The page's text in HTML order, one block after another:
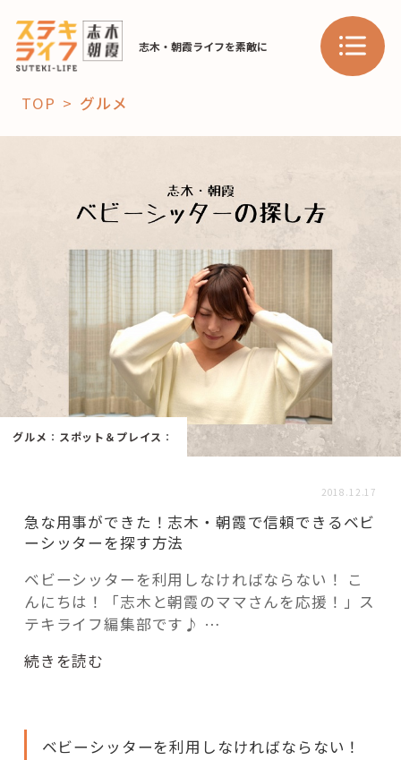
志木・朝霞ライフを素敵に
「コト」
スポット 学び・教育
「場」
HAREL HAREL
活用事例
fleXe リノベ事例
「ひと」
TOP グルメ
グルメ ： スポット＆プレイス ：
2018.12.17
急な用事ができた！志木・朝霞で信頼できるベビ
ーシッターを探す方法
ベビーシッターを利用しなければならない！ こ
んにちは！「志木と朝霞のママさんを応援！」ス
テキライフ編集部です♪ …
“急
事
続きを読む
ベビーシッターを利用しなければならない！